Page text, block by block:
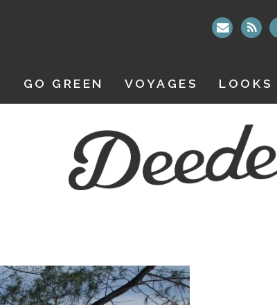
GO GREEN VOYAGES LOOKS